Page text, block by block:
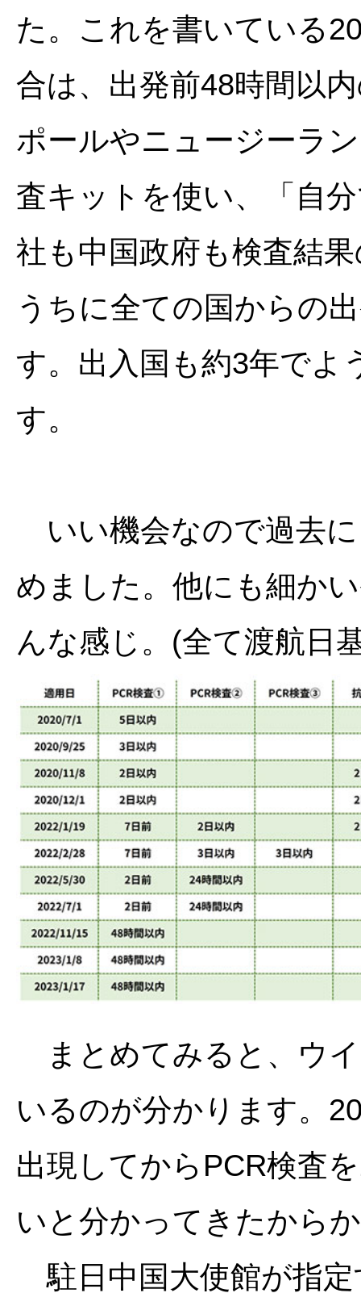
た。これを書いている
合は、出発前48時間以
ポールやニュージーラ
査キットを使い、「自
社も中国政府も検査結
うちに全ての国からの
す。出入国も約3年でよ
す。
いい機会なので過去
めました。他にも細か
んな感じ。(全て渡航日
まとめてみると、ウ
いるのが分かります。
出現してからPCR検査
いと分かってきたから
駐日中国大使館が指定